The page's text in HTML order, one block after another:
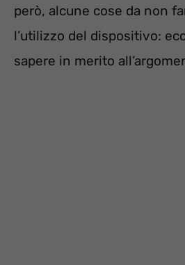
però, alcune cose da non
l’utilizzo del dispositivo:
sapere in merito